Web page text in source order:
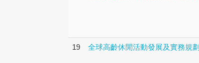
19 全球高齡休閒活動發展及實務規劃